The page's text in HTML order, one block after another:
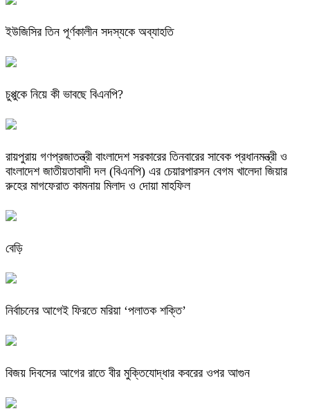
ইউজিসির তিন পূর্ণকালীন সদস্যকে অব্যাহতি
চুপ্পুকে নিয়ে কী ভাবছে বিএনপি?
রায়পুরায় গণপ্রজাতন্ত্রী বাংলাদেশ সরকারের তিনবারের সাবেক প্রধানমন্ত্রী ও
বাংলাদেশ জাতীয়তাবাদী দল (বিএনপি) এর চেয়ারপারসন বেগম খালেদা জিয়ার
রুহের মাগফেরাত কামনায় মিলাদ ও দোয়া মাহফিল
বেড়ি
নির্বাচনের আগেই ফিরতে মরিয়া ‘পলাতক শক্তি’
বিজয় দিবসের আগের রাতে বীর মুক্তিযোদ্ধার কবরের ওপর আগুন